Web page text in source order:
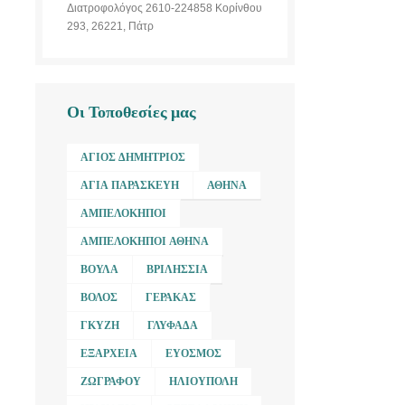
Διατροφολόγος 2610-224858 Κορίνθου
293, 26221, Πάτρ
Οι Τοποθεσίες μας
ΆΓΙΟΣ ΔΗΜΉΤΡΙΟΣ
ΑΓΊΑ ΠΑΡΑΣΚΕΥΉ ΑΘΉΝΑ
ΑΜΠΕΛΌΚΗΠΟΙ
ΑΜΠΕΛΌΚΗΠΟΙ ΑΘΉΝΑ
ΒΟΎΛΑ ΒΡΙΛΉΣΣΙΑ
ΒΌΛΟΣ ΓΈΡΑΚΑΣ
ΓΚΎΖΗ ΓΛΥΦΆΔΑ
ΕΞΆΡΧΕΙΑ ΕΎΟΣΜΟΣ
ΖΩΓΡΆΦΟΥ ΗΛΙΟΎΠΟΛΗ